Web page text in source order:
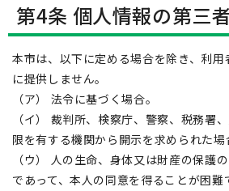
第4条 個人情報の第三
本市は、以下に定める場合を除き、利
に提供しません。
（ア） 法令に基づく場合。
（イ） 裁判所、検察庁、警察、税務署
限を有する機関から開示を求められた場
（ウ） 人の生命、身体又は財産の保護
であって、本人の同意を得ることが困難